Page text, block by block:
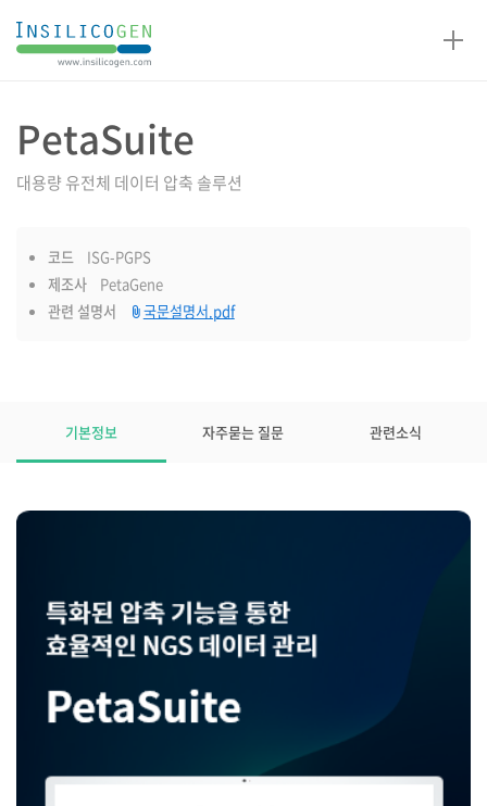
인
실
코
젠
제품설명
PetaSuite
대용량 유전체 데이터 압축 솔루션
코드
ISG-PGPS
제조사
PetaGene
관련 설명서
국문설명서.pdf
기본정보 자주묻는 질문 관련소식